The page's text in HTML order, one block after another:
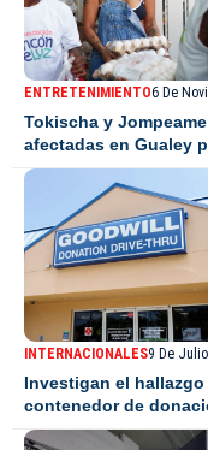
ENTRETENIMIENTO6 De
Tokischa y
afectadas en Gualey
INTERNACIONALES9 De
Investigan el
contenedor de